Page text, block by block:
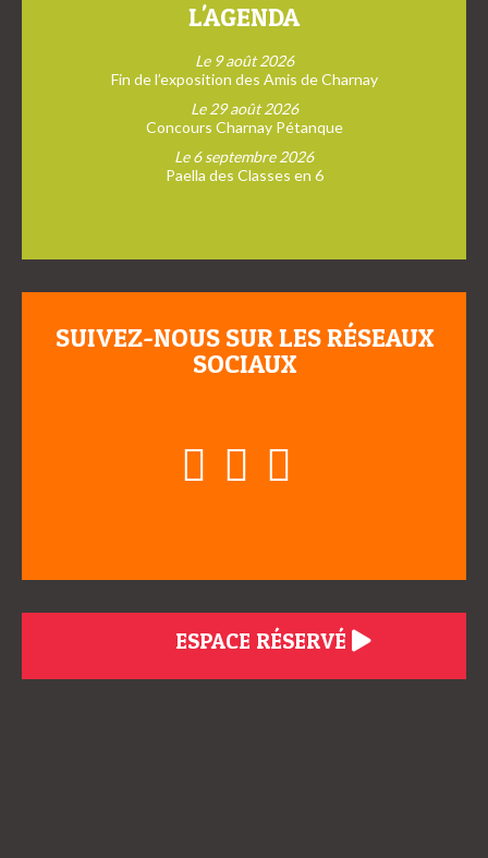
L'AGENDA
Le 9 août 2026
Fin de l’exposition des Amis de Charnay
Le 29 août 2026
Concours Charnay Pétanque
Le 6 septembre 2026
Paella des Classes en 6
SUIVEZ-NOUS SUR LES RÉSEAUX
SOCIAUX
ESPACE RÉSERVÉ